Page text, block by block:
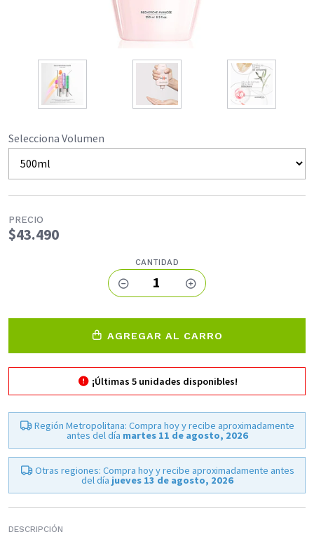
Selecciona Volumen
PRECIO
$43.490
CANTIDAD
1
AGREGAR AL CARRO
¡Últimas 5unidades disponibles!
Región Metropolitana: Compra hoy y recibe aproximadamente
antes del día martes 11 de agosto, 2026
Otras regiones: Compra hoy y recibe aproximadamente antes
del día jueves 13 de agosto, 2026
DESCRIPCIÓN